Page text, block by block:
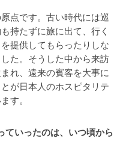
点です。古い時代には巡
持たずに旅に出て、行く
提供してもらったりしな
た。そうした中から来訪
れ、遠来の賓客を大事に
が日本人のホスピタリテ
す。
いったのは、いつ頃から